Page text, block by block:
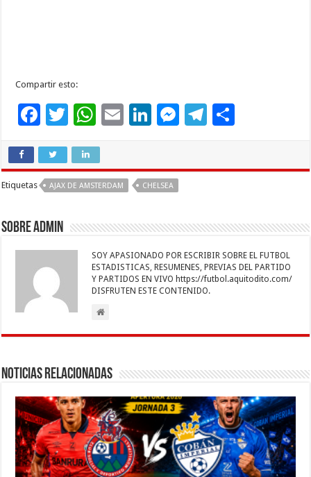
Compartir esto:
F
e
b
o
k
T
tt
er
W
at
sA
p
E
l
Li
e
n
M
er
T
m ti
r
Etiquetas AJAX DE AMSTERDAM CHELSEA
Sobre admin
SOY APASIONADO POR ESCRIBIR SOBRE EL FUTBOL
ESTADISTICAS, RESUMENES, PREVIAS DEL PARTIDO
Y PARTIDOS EN VIVO https://futbol.aquitodito.com/
DISFRUTEN ESTE CONTENIDO.
Noticias Relacionadas